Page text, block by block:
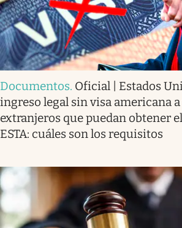
Documentos. Oficial | Estados
ingreso legal sin visa americana
extranjeros que puedan obtener
ESTA: cuáles son los requisitos